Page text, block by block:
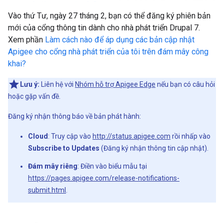
Vào thứ Tư, ngày 27 tháng 2, bạn có thể đăng ký phiên bản
mới của cổng thông tin dành cho nhà phát triển Drupal 7.
Xem phần Làm cách nào để áp dụng các bản cập nhật
Apigee cho cổng nhà phát triển của tôi trên đám mây công
khai?
Lưu ý: Liên hệ với Nhóm hỗ trợ Apigee Edge nếu bạn có câu hỏi
hoặc gặp vấn đề.
Đăng ký nhận thông báo về bản phát hành:
Cloud : Truy cập vào http://status.apigee.com rồi nhấp vào
Subscribe to Updates (Đăng ký nhận thông tin cập nhật).
Đám mây riêng: Điền vào biểu mẫu tại
https://pages.apigee.com/release-notifications-
submit.html